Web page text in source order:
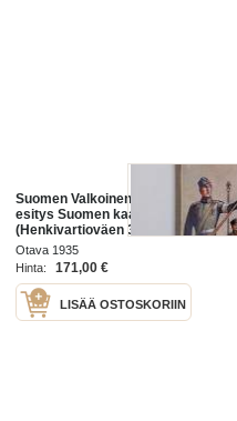
Suomen Valkoinen kaarti : lyhyt
esitys Suomen kaartin
(Henkivartioväen 3 Suomen
Tarkk'ampujapataljoonan) ja
Suomen Valkoisen kaartin
historiasta
Otava 1935
Hinta:
171,00 €
LISÄÄ OSTOSKORIIN